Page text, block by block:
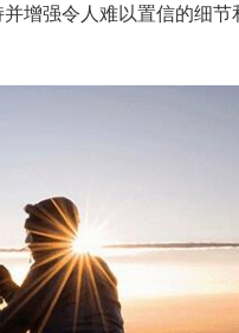
增强令人难以置信的细节